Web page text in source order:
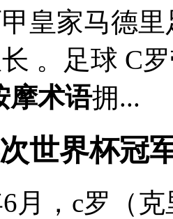
皇家马德
。足球 C
摩术语拥...
世界杯冠
月，c罗（